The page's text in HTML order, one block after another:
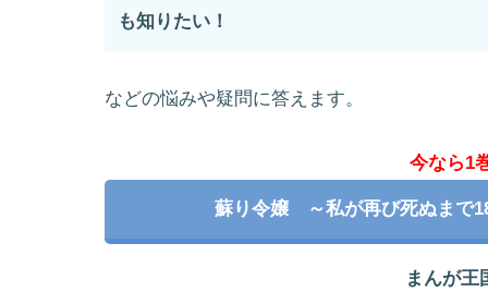
も知りたい！
などの悩みや疑問に答えます。
今なら1
蘇り令嬢 ～私が再び死ぬまで
まんが王